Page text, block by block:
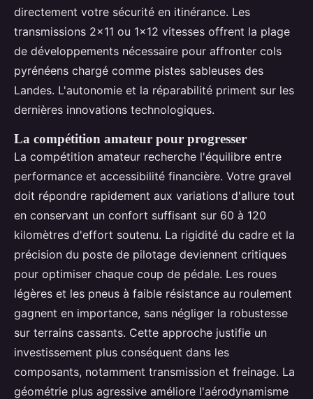
directement votre sécurité en itinérance. Les
transmissions 2x11 ou 1x12 vitesses offrent la plage
de développements nécessaire pour affronter cols
pyrénéens chargé comme pistes sableuses des
Landes. L'autonomie et la réparabilité priment sur les
dernières innovations technologiques.
La compétition amateur pour progresser
La compétition amateur recherche l'équilibre entre
performance et accessibilité financière. Votre gravel
doit répondre rapidement aux variations d'allure tout
en conservant un confort suffisant sur 60 à 120
kilomètres d'effort soutenu. La rigidité du cadre et la
précision du poste de pilotage deviennent critiques
pour optimiser chaque coup de pédale. Les roues
légères et les pneus à faible résistance au roulement
gagnent en importance, sans négliger la robustesse
sur terrains cassants. Cette approche justifie un
investissement plus conséquent dans les
composants, notamment transmission et freinage. La
géométrie plus agressive améliore l'aérodynamisme